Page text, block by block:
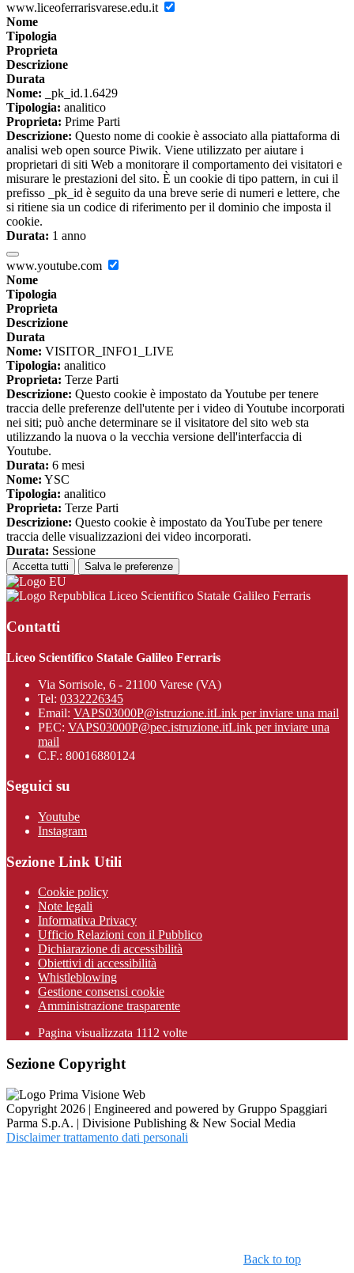
www.liceoferrarisvarese.edu.it
Nome
Tipologia
Proprieta
Descrizione
Durata
Nome: _pk_id.1.6429
Tipologia: analitico
Proprieta: Prime Parti
Descrizione: Questo nome di cookie è associato alla piattaforma di
analisi web open source Piwik. Viene utilizzato per aiutare i
proprietari di siti Web a monitorare il comportamento dei visitatori e
misurare le prestazioni del sito. È un cookie di tipo pattern, in cui il
prefisso _pk_id è seguito da una breve serie di numeri e lettere, che
si ritiene sia un codice di riferimento per il dominio che imposta il
cookie.
Durata: 1 anno
www.youtube.com
Nome
Tipologia
Proprieta
Descrizione
Durata
Nome: VISITOR_INFO1_LIVE
Tipologia: analitico
Proprieta: Terze Parti
Descrizione: Questo cookie è impostato da Youtube per tenere
traccia delle preferenze dell'utente per i video di Youtube incorporati
nei siti; può anche determinare se il visitatore del sito web sta
utilizzando la nuova o la vecchia versione dell'interfaccia di
Youtube.
Durata: 6 mesi
Nome: YSC
Tipologia: analitico
Proprieta: Terze Parti
Descrizione: Questo cookie è impostato da YouTube per tenere
traccia delle visualizzazioni dei video incorporati.
Durata: Sessione
Accetta tutti Salva le preferenze
Liceo Scientifico Statale Galileo Ferraris
Contatti
Liceo Scientifico Statale Galileo Ferraris
Via Sorrisole, 6 - 21100 Varese (VA)
Tel: 0332226345
Email: VAPS03000P@istruzione.itLink per inviare una mail
PEC: VAPS03000P@pec.istruzione.itLink per inviare una
mail
C.F.: 80016880124
Seguici su
Youtube
Instagram
Sezione Link Utili
Cookie policy
Note legali
Informativa Privacy
Ufficio Relazioni con il Pubblico
Dichiarazione di accessibilità
Obiettivi di accessibilità
Whistleblowing
Gestione consensi cookie
Amministrazione trasparente
Pagina visualizzata 1112 volte
Sezione Copyright
Copyright 2026 | Engineered and powered by Gruppo Spaggiari
Parma S.p.A. | Divisione Publishing & New Social Media
Disclaimer trattamento dati personali
Back to top